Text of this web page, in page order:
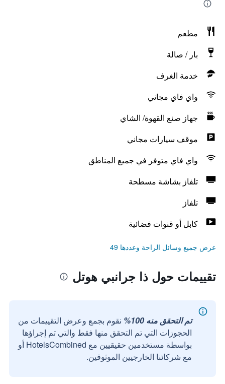
مطعم
بار / صالة
خدمة الغرف
واي فاي مجاني
جهاز صنع القهوة/ الشاي
موقف سيارات مجاني
واي فاي متوفر في جميع المناطق
تلفاز بشاشة مسطحة
تلفاز
كابل أو قنوات فضائية
عرض جميع وسائل الراحة وعددها 49
تقييمات حول ذا جرانبي هوتل
تم التحقق منه 100%
نقوم بجمع وعرض التقييمات من
الحجوزات التي تم التحقق منها فقط والتي تم إجراؤها
بواسطة مستخدمين حقيقيين مع HotelsCombined أو
مع شركائنا الخارجيين الموثوقين.